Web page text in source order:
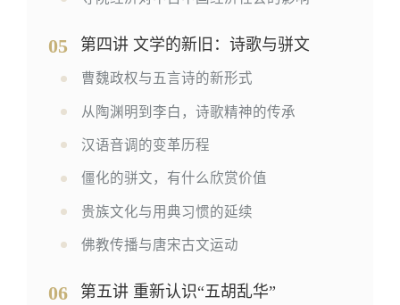
05 第四讲 文学的新旧：诗歌与骈文
曹魏政权与五言诗的新形式
从陶渊明到李白，诗歌精神的传承
汉语音调的变革历程
僵化的骈文，有什么欣赏价值
贵族文化与用典习惯的延续
佛教传播与唐宋古文运动
06 第五讲 重新认识“五胡乱华”